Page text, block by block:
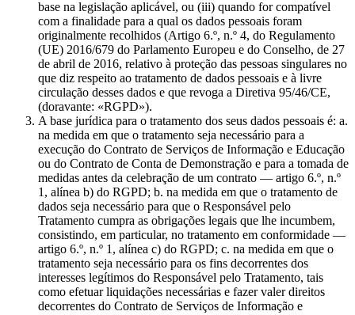
base na legislação aplicável, ou (iii) quando for compatível
com a finalidade para a qual os dados pessoais foram
originalmente recolhidos (Artigo 6.º, n.º 4, do Regulamento
(UE) 2016/679 do Parlamento Europeu e do Conselho, de 27
de abril de 2016, relativo à proteção das pessoas singulares no
que diz respeito ao tratamento de dados pessoais e à livre
circulação desses dados e que revoga a Diretiva 95/46/CE,
(doravante: «RGPD»).
A base jurídica para o tratamento dos seus dados pessoais é: a.
na medida em que o tratamento seja necessário para a
execução do Contrato de Serviços de Informação e Educação
ou do Contrato de Conta de Demonstração e para a tomada de
medidas antes da celebração de um contrato — artigo 6.º, n.º
1, alínea b) do RGPD; b. na medida em que o tratamento de
dados seja necessário para que o Responsável pelo
Tratamento cumpra as obrigações legais que lhe incumbem,
consistindo, em particular, no tratamento em conformidade —
artigo 6.º, n.º 1, alínea c) do RGPD; c. na medida em que o
tratamento seja necessário para os fins decorrentes dos
interesses legítimos do Responsável pelo Tratamento, tais
como efetuar liquidações necessárias e fazer valer direitos
decorrentes do Contrato de Serviços de Informação e